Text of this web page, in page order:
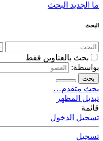
ما الجديد البحث
البحث
بحث بالعناوين فقط
بواسطة:
بحث
بحث متقدم…
تبديل المظهر
قائمة
تسجيل الدخول
تسجيل